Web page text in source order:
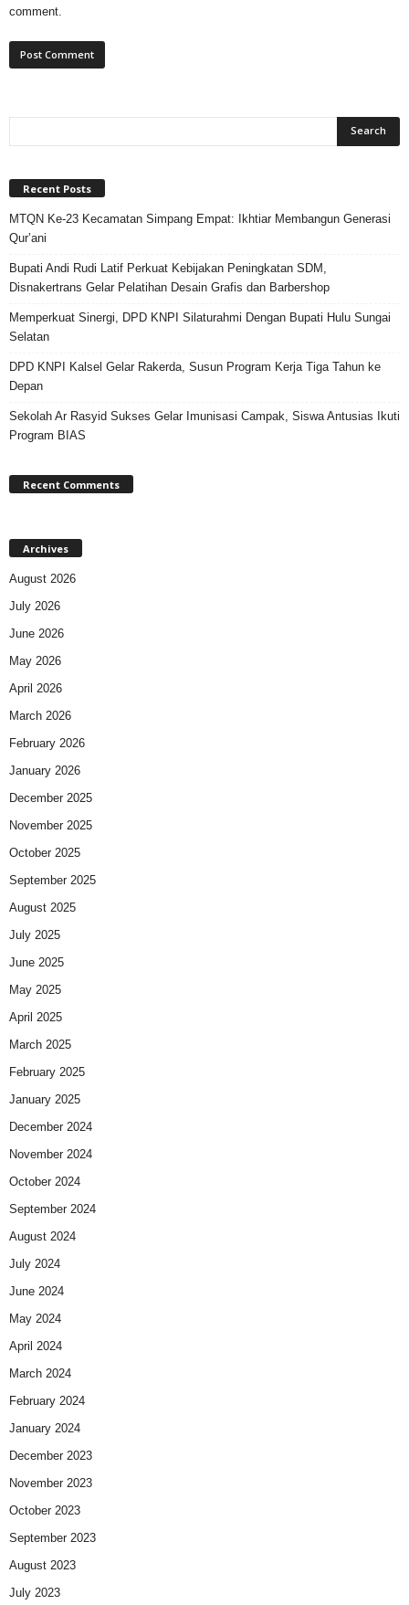
comment.
Recent Posts
MTQN Ke-23 Kecamatan Simpang Empat: Ikhtiar Membangun Generasi
Qur’ani
Bupati Andi Rudi Latif Perkuat Kebijakan Peningkatan SDM,
Disnakertrans Gelar Pelatihan Desain Grafis dan Barbershop
Memperkuat Sinergi, DPD KNPI Silaturahmi Dengan Bupati Hulu Sungai
Selatan
DPD KNPI Kalsel Gelar Rakerda, Susun Program Kerja Tiga Tahun ke
Depan
Sekolah Ar Rasyid Sukses Gelar Imunisasi Campak, Siswa Antusias Ikuti
Program BIAS
Recent Comments
Archives
August 2026
July 2026
June 2026
May 2026
April 2026
March 2026
February 2026
January 2026
December 2025
November 2025
October 2025
September 2025
August 2025
July 2025
June 2025
May 2025
April 2025
March 2025
February 2025
January 2025
December 2024
November 2024
October 2024
September 2024
August 2024
July 2024
June 2024
May 2024
April 2024
March 2024
February 2024
January 2024
December 2023
November 2023
October 2023
September 2023
August 2023
July 2023